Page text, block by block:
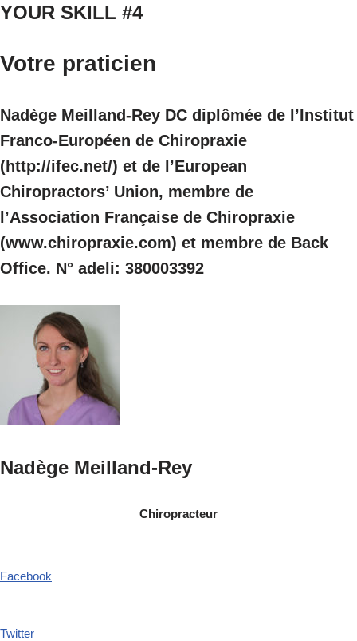
YOUR SKILL #4
Votre praticien
Nadège Meilland-Rey DC diplômée de l’Institut
Franco-Européen de Chiropraxie
(http://ifec.net/) et de l’European
Chiropractors’ Union, membre de
l’Association Française de Chiropraxie
(www.chiropraxie.com) et membre de Back
Office. N° adeli: 380003392
Nadège Meilland-Rey
Chiropracteur
Facebook
Twitter